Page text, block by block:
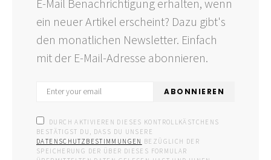
E-Mail Benachrichtigung erhalten, wenn
ein neuer Artikel erscheint? Dazu gibt's
den monatlichen Newsletter. Einfach
mit der E-Mail-Adresse abonnieren.
ABONNIEREN
DURCH AKTIVIEREN DIESES KONTROLLKÄSTCHENS
BESTÄTIGST DU, DASS DU UNSERE
DATENSCHUTZBESTIMMUNGEN BEZÜGLICH DER
SPEICHERUNG DER ÜBER DIESES FORMULAR